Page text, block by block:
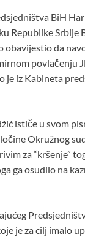
er er
es
t
ar
e
BiH
Republike Srbije
obavijestio da
povlačenju
je iz Kabineta
ističe u svom
Okružnog
za “kršenje”
ga osudilo na
je za cilj imalo